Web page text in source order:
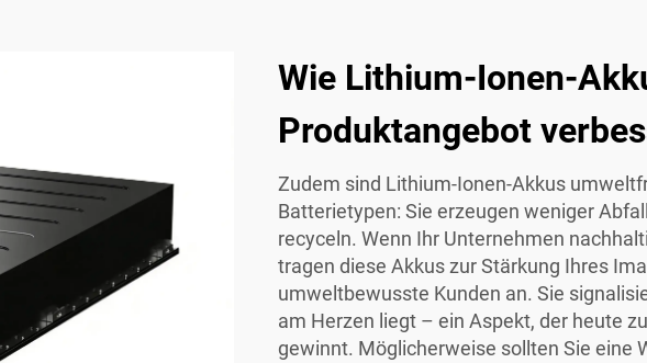
Wie Lithium-Ionen-
Produktangebot
Zudem sind Lithium-Ionen-Akkus
Batterietypen: Sie erzeugen weniger
recyceln. Wenn Ihr Unternehmen
tragen diese Akkus zur Stärkung Ihres
umweltbewusste Kunden an. Sie
am Herzen liegt – ein Aspekt, der heute
gewinnt. Möglicherweise sollten Sie eine